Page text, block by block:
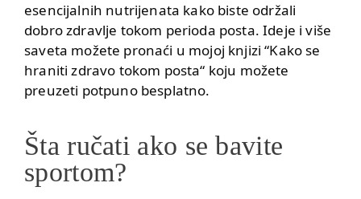
esencijalnih nutrijenata kako biste održali
dobro zdravlje tokom perioda posta. Ideje i više
saveta možete pronaći u mojoj knjizi“Kako se
hraniti zdravo tokom posta“ koju možete
preuzeti potpuno besplatno.
Šta ručati ako se bavite
sportom?